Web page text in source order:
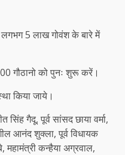
5 लाख गोवंश के बारे में
गौठानो को पुनः शुरू करें।
किया जाये।
सिंह गैदू, पूर्व सांसद छाया वर्मा,
आनंद शुक्ला, पूर्व विधायक
महामंत्री कन्हैया अग्रवाल,